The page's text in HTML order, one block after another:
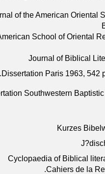
of the American Oriental
School of Oriental
Journal of Biblical
Dissertation Paris 1963, 542
Southwestern
Kurzes
Cyclopaedia of Biblical
Cahiers de la